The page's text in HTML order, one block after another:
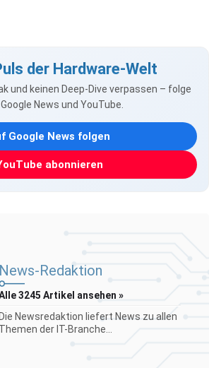
der Hardware-Welt
und keinen Deep-Dive verpassen – folge
News und YouTube.
Google News folgen
abonnieren
News-Redaktion
3245 Artikel ansehen »
Die Newsredaktion liefert News zu allen
Themen der IT-Branche...